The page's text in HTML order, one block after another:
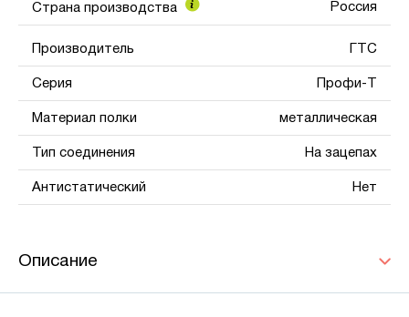
Страна производства Россия
Производитель ГТС
Серия Профи-Т
Материал полки металлическая
Тип соединения На зацепах
Антистатический Нет
Описание